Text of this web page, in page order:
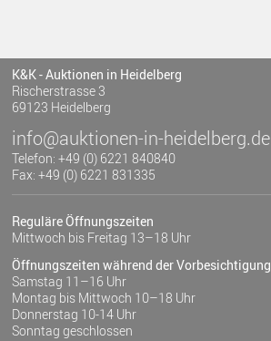
K&K - Auktionen in Heidelberg
Rischerstrasse 3
69123 Heidelberg
info@auktionen-in-heidelberg.de
Telefon: +49 (0) 6221 840840
Fax: +49 (0) 6221 831335
Reguläre Öffnungszeiten
Mittwoch bis Freitag 13–18 Uhr
Öffnungszeiten während der Vorbesichtigung
Samstag 11–16 Uhr
Montag bis Mittwoch 10–18 Uhr
Donnerstag 10-14 Uhr
Sonntag geschlossen